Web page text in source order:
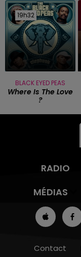
19h32
19h32
BLACK EYED PEAS
Where Is The Love
?
RADIO
MÉDIAS
Contact